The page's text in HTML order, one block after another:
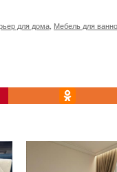
для дома Мебель для